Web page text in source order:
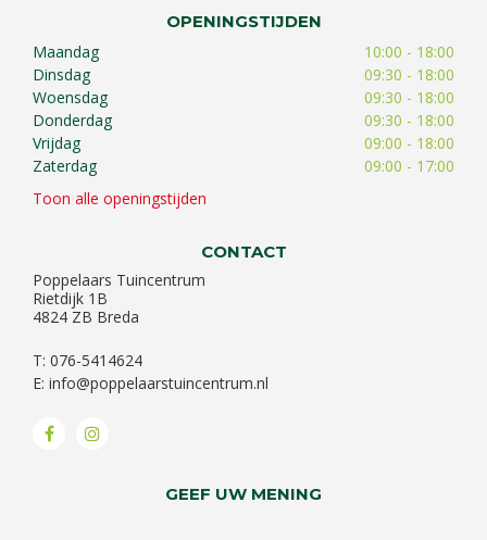
OPENINGSTIJDEN
Maandag
10:00 - 18:00
Dinsdag
09:30 - 18:00
Woensdag
09:30 - 18:00
Donderdag
09:30 - 18:00
Vrijdag
09:00 - 18:00
Zaterdag
09:00 - 17:00
Toon alle openingstijden
CONTACT
Poppelaars Tuincentrum
Rietdijk 1B
4824 ZB Breda
T: 076-5414624
E: info@poppelaarstuincentrum.nl
GEEF UW MENING